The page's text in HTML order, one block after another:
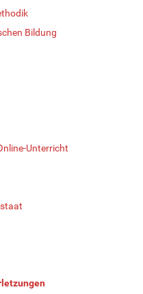
Bildung
Unterricht